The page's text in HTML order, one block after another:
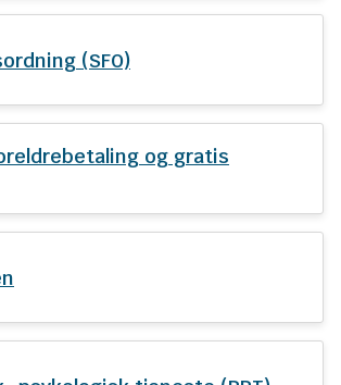
n
e (SFO)
og gratis